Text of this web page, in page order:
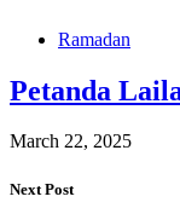
Ramadan
Petanda
March 22, 2025
Next Post